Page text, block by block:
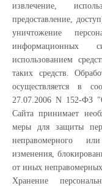
извлечение,
предоставление,
уничтожение
информационных
использованием
таких средств.
осуществляется в
27.07.2006 N 152-ФЗ
Сайта принимает
меры для защиты
неправомерного
изменения,
от иных
Хранение